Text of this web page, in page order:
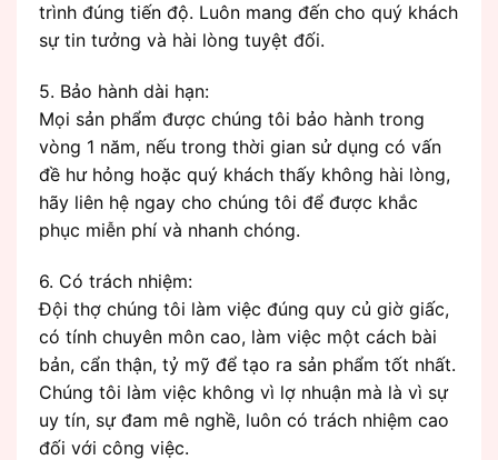
trình đúng tiến độ. Luôn mang đến cho quý khách
sự tin tưởng và hài lòng tuyệt đối.
5. Bảo hành dài hạn:
Mọi sản phẩm được chúng tôi bảo hành trong
vòng 1 năm, nếu trong thời gian sử dụng có vấn
đề hư hỏng hoặc quý khách thấy không hài lòng,
hãy liên hệ ngay cho chúng tôi để được khắc
phục miễn phí và nhanh chóng.
6. Có trách nhiệm:
Đội thợ chúng tôi làm việc đúng quy củ giờ giấc,
có tính chuyên môn cao, làm việc một cách bài
bản, cẩn thận, tỷ mỹ để tạo ra sản phẩm tốt nhất.
Chúng tôi làm việc không vì lợ nhuận mà là vì sự
uy tín, sự đam mê nghề, luôn có trách nhiệm cao
đối với công việc.